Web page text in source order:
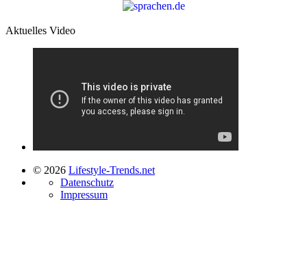
Aktuelles Video
© 2026 Lifestyle-Trends.net
Datenschutz
Impressum